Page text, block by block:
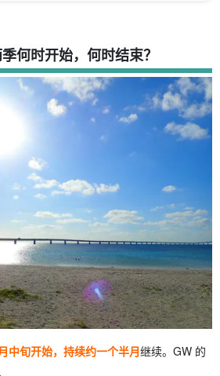
何时开始，何时结束？
中旬开始，持续约一个半月继续。GW 的